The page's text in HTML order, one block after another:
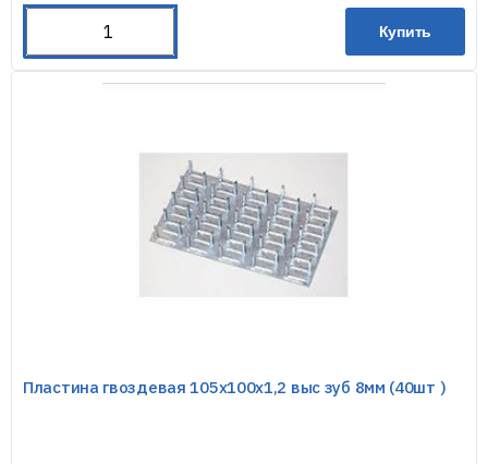
Купить
Пластина гвоздевая 105х100х1,2 выс зуб 8мм (40шт )